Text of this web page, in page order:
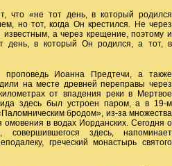
что «не тот день, в который родился
но тот, когда Он крестился. Не через
а через крещение, поэтому и
день, в который Он родился, а тот, в
проповедь Иоанна Предтечи, а также
на месте древней переправы через
от впадения реки в Мертвое
здесь был устроен паром, а в 19-м
бродом», из-за множества
в водах Иорданских. Сегодня о
совершившегося здесь, напоминает
греческий монастырь святого